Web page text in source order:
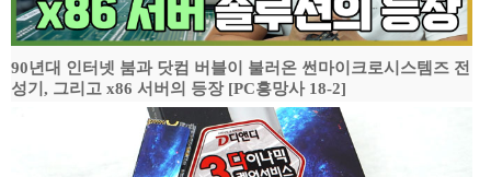
90년대 인터넷 붐과 닷컴 버블이 불러온 썬마이크로시스템즈 전
성기, 그리고 x86 서버의 등장 [PC흥망사 18-2]